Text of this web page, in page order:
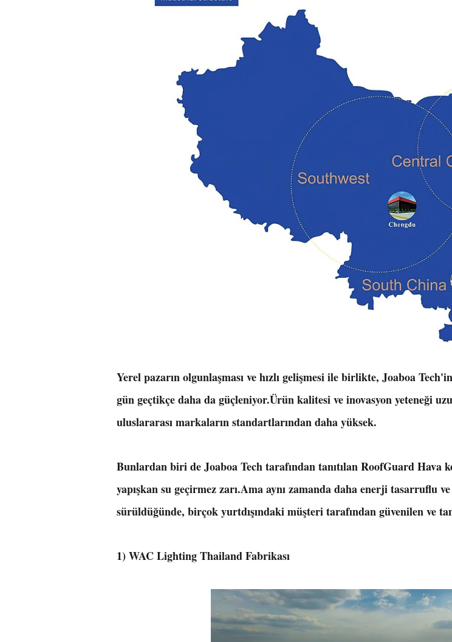
Yerel pazarın olgunlaşması ve hızlı gelişmesi ile birlikte, Joaboa
gün geçtikçe daha da güçleniyor.Ürün kalitesi ve inovasyon yeteneği
uluslararası markaların standartlarından daha yüksek.
Bunlardan biri de Joaboa Tech tarafından tanıtılan RoofGuard Hava
yapışkan su geçirmez zarı.Ama aynı zamanda daha enerji tasarruflu
sürüldüğünde, birçok yurtdışındaki müşteri tarafından güvenilen ve
1) WAC Lighting Thailand Fabrikası